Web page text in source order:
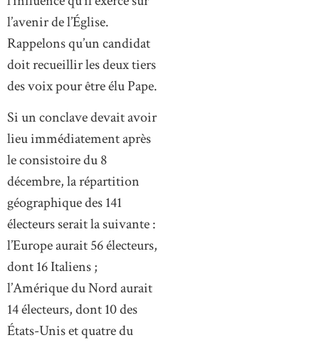
l’avenir de l’Église.
Rappelons qu’un candidat
doit recueillir les deux tiers
des voix pour être élu Pape.
Si un conclave devait avoir
lieu immédiatement après
le consistoire du 8
décembre, la répartition
géographique des 141
électeurs serait la suivante :
l’Europe aurait 56 électeurs,
dont 16 Italiens ;
l’Amérique du Nord aurait
14 électeurs, dont 10 des
États-Unis et quatre du